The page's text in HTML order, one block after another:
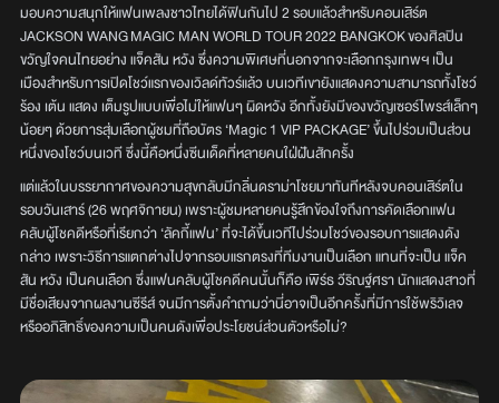
มอบความสนุกให้แฟนเพลงชาวไทยได้ฟินกันไป 2 รอบแล้วสำหรับคอนเสิร์ต
JACKSON WANG MAGIC MAN WORLD TOUR 2022 BANGKOK ของศิลปิน
ขวัญใจคนไทยอย่าง แจ็คสัน หวัง ซึ่งความพิเศษที่นอกจากจะเลือกกรุงเทพฯ เป็น
เมืองสำหรับการเปิดโชว์แรกของเวิลด์ทัวร์แล้ว บนเวทีเขายังแสดงความสามารถทั้งโชว์
ร้อง เต้น แสดง เต็มรูปแบบเพื่อไม่ให้แฟนๆ ผิดหวัง อีกทั้งยังมีของขวัญเซอร์ไพรส์เล็กๆ
น้อยๆ ด้วยการสุ่มเลือกผู้ชมที่ถือบัตร ‘Magic 1 VIP PACKAGE’ ขึ้นไปร่วมเป็นส่วน
หนึ่งของโชว์บนเวที ซึ่งนี้คือหนึ่งซีนเด็ดที่หลายคนใฝ่ฝันสักครั้ง
แต่แล้วในบรรยากาศของความสุขกลับมีกลิ่นดราม่าโชยมาทันทีหลังจบคอนเสิร์ตใน
รอบวันเสาร์ (26 พฤศจิกายน) เพราะผู้ชมหลายคนรู้สึกข้องใจถึงการคัดเลือกแฟน
คลับผู้โชคดีหรือที่เรียกว่า ‘ลัคกี้แฟน’ ที่จะได้ขึ้นเวทีไปร่วมโชว์ของรอบการแสดงดัง
กล่าว เพราะวิธีการแตกต่างไปจากรอบแรกตรงที่ทีมงานเป็นเลือก แทนที่จะเป็น แจ็ค
สัน หวัง เป็นคนเลือก ซึ่งแฟนคลับผู้โชคดีคนนั้นก็คือ เพิร์ธ วีริณฐ์ศรา นักแสดงสาวที่
มีชื่อเสียงจากผลงานซีรีส์ จนมีการตั้งคำถามว่านี่อาจเป็นอีกครั้งที่มีการใช้พริวิเลจ
หรืออภิสิทธิ์ของความเป็นคนดังเพื่อประโยชน์ส่วนตัวหรือไม่?